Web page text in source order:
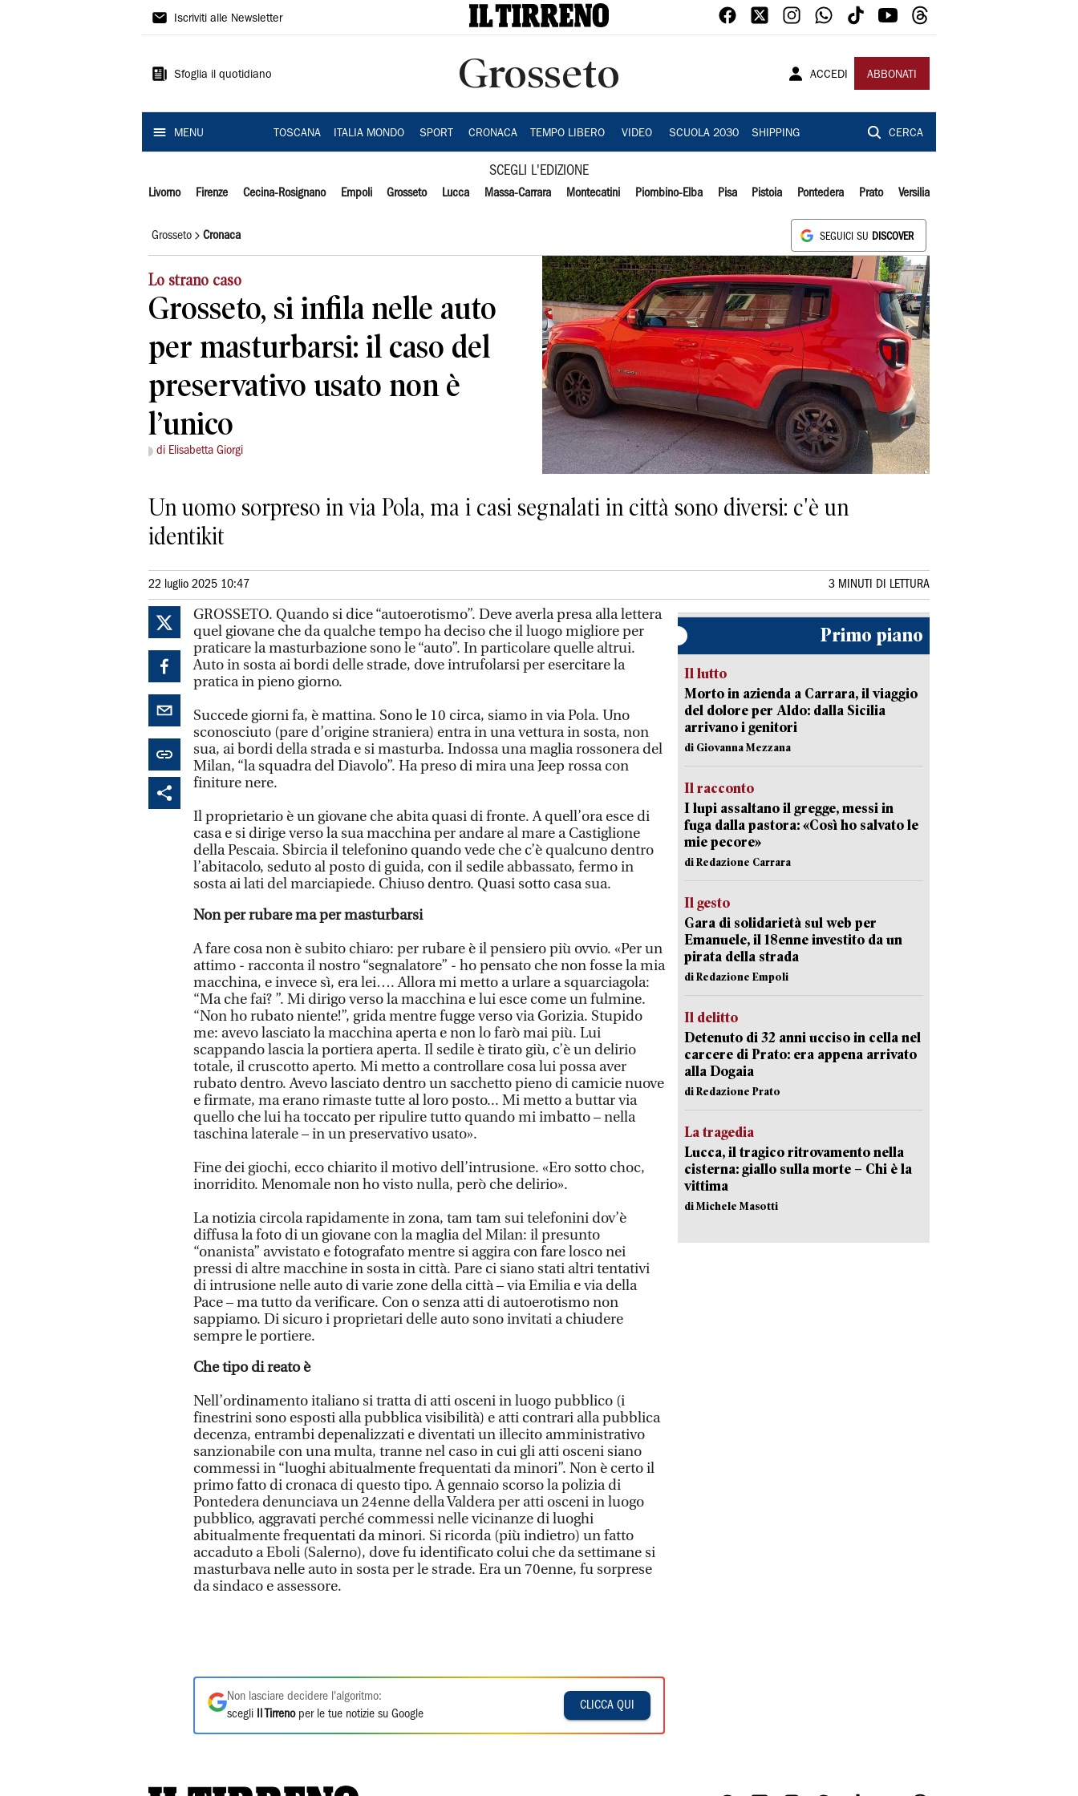
Il
Iscriviti alle Newsletter
Sfoglia il quotidiano Grosseto ACCEDI ABBONATI
MENU TOSCANA ITALIA MONDO SPORT CRONACA TEMPO LIBERO VIDEO SCUOLA 2030 SHIPPING CERCA
SCEGLI L'EDIZIONE
Livorno Firenze Cecina-Rosignano Empoli Grosseto Lucca Massa-Carrara Montecatini Piombino-Elba Pisa Pistoia Pontedera Prato Versilia
Grosseto Cronaca SEGUICI SU DISCOVER
Lo strano caso
Grosseto, si infila nelle auto
per masturbarsi: il caso del
preservativo usato non è
l’unico
di Elisabetta Giorgi
Un uomo sorpreso in via Pola, ma i casi segnalati in città sono diversi: c'è un
identikit
22 luglio 2025 10:47 3 MINUTI DI LETTURA
GROSSETO. Quando si dice “autoerotismo”. Deve averla presa alla lettera
quel giovane che da qualche tempo ha deciso che il luogo migliore per
praticare la masturbazione sono le “auto”. In particolare quelle altrui.
Auto in sosta ai bordi delle strade, dove intrufolarsi per esercitare la
pratica in pieno giorno.
Succede giorni fa, è mattina. Sono le 10 circa, siamo in via Pola. Uno
sconosciuto (pare d’origine straniera) entra in una vettura in sosta, non
sua, ai bordi della strada e si masturba. Indossa una maglia rossonera del
Milan, “la squadra del Diavolo”. Ha preso di mira una Jeep rossa con
finiture nere.
Il proprietario è un giovane che abita quasi di fronte. A quell’ora esce di
casa e si dirige verso la sua macchina per andare al mare a Castiglione
della Pescaia. Sbircia il telefonino quando vede che c’è qualcuno dentro
l’abitacolo, seduto al posto di guida, con il sedile abbassato, fermo in
sosta ai lati del marciapiede. Chiuso dentro. Quasi sotto casa sua.
Non per rubare ma per masturbarsi
A fare cosa non è subito chiaro: per rubare è il pensiero più ovvio. «Per un
attimo - racconta il nostro “segnalatore” - ho pensato che non fosse la mia
macchina, e invece sì, era lei…. Allora mi metto a urlare a squarciagola:
“Ma che fai? ”. Mi dirigo verso la macchina e lui esce come un fulmine.
“Non ho rubato niente!”, grida mentre fugge verso via Gorizia. Stupido
me: avevo lasciato la macchina aperta e non lo farò mai più. Lui
scappando lascia la portiera aperta. Il sedile è tirato giù, c’è un delirio
totale, il cruscotto aperto. Mi metto a controllare cosa lui possa aver
rubato dentro. Avevo lasciato dentro un sacchetto pieno di camicie nuove
e firmate, ma erano rimaste tutte al loro posto... Mi metto a buttar via
quello che lui ha toccato per ripulire tutto quando mi imbatto – nella
taschina laterale – in un preservativo usato».
Fine dei giochi, ecco chiarito il motivo dell’intrusione. «Ero sotto choc,
inorridito. Menomale non ho visto nulla, però che delirio».
La notizia circola rapidamente in zona, tam tam sui telefonini dov’è
diffusa la foto di un giovane con la maglia del Milan: il presunto
“onanista” avvistato e fotografato mentre si aggira con fare losco nei
pressi di altre macchine in sosta in città. Pare ci siano stati altri tentativi
di intrusione nelle auto di varie zone della città – via Emilia e via della
Pace – ma tutto da verificare. Con o senza atti di autoerotismo non
sappiamo. Di sicuro i proprietari delle auto sono invitati a chiudere
sempre le portiere.
Che tipo di reato è
Nell’ordinamento italiano si tratta di atti osceni in luogo pubblico (i
finestrini sono esposti alla pubblica visibilità) e atti contrari alla pubblica
decenza, entrambi depenalizzati e diventati un illecito amministrativo
sanzionabile con una multa, tranne nel caso in cui gli atti osceni siano
commessi in “luoghi abitualmente frequentati da minori”. Non è certo il
primo fatto di cronaca di questo tipo. A gennaio scorso la polizia di
Pontedera denunciava un 24enne della Valdera per atti osceni in luogo
pubblico, aggravati perché commessi nelle vicinanze di luoghi
abitualmente frequentati da minori. Si ricorda (più indietro) un fatto
accaduto a Eboli (Salerno), dove fu identificato colui che da settimane si
masturbava nelle auto in sosta per le strade. Era un 70enne, fu sorprese
da sindaco e assessore.
Non lasciare decidere l'algoritmo:
scegli
Il Tirrenoper le tue notizie su Google
CLICCA QUI
Primo piano
Il lutto
Morto in azienda a Carrara, il viaggio
del dolore per Aldo: dalla Sicilia
arrivano i genitori
di Giovanna Mezzana
Il racconto
I lupi assaltano il gregge, messi in
fuga dalla pastora: «Così ho salvato le
mie pecore»
di Redazione Carrara
Il gesto
Gara di solidarietà sul web per
Emanuele, il 18enne investito da un
pirata della strada
di Redazione Empoli
Il delitto
Detenuto di 32 anni ucciso in cella nel
carcere di Prato: era appena arrivato
alla Dogaia
di Redazione Prato
La tragedia
Lucca, il tragico ritrovamento nella
cisterna: giallo sulla morte – Chi è la
vittima
di Michele Masotti